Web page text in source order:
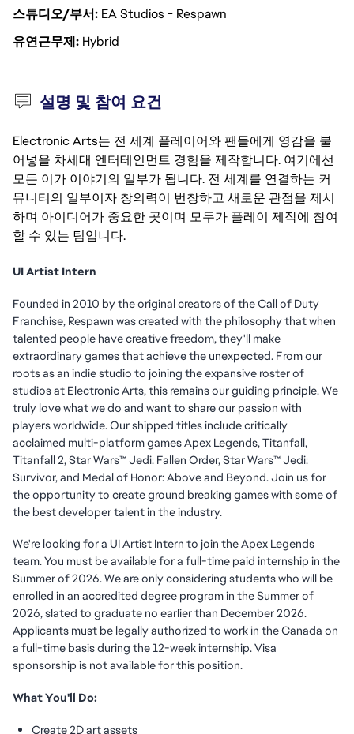
스튜디오/부서 EA Studios - Respawn
유연근무제 Hybrid
설명 및 참여 요건
Electronic Arts는 전 세계 플레이어와 팬들에게 영감을 불
어넣을 차세대 엔터테인먼트 경험을 제작합니다. 여기에선
모든 이가 이야기의 일부가 됩니다. 전 세계를 연결하는 커
뮤니티의 일부이자 창의력이 번창하고 새로운 관점을 제시
하며 아이디어가 중요한 곳이며 모두가 플레이 제작에 참여
할 수 있는 팀입니다.
UI Artist Intern
Founded in 2010 by the original creators of the Call of Duty
Franchise, Respawn was created with the philosophy that when
talented people have creative freedom, they'll make
extraordinary games that achieve the unexpected. From our
roots as an indie studio to joining the expansive roster of
studios at Electronic Arts, this remains our guiding principle. We
truly love what we do and want to share our passion with
players worldwide. Our shipped titles include critically
acclaimed multi-platform games Apex Legends, Titanfall,
Titanfall 2, Star Wars™ Jedi: Fallen Order, Star Wars™ Jedi:
Survivor, and Medal of Honor: Above and Beyond. Join us for
the opportunity to create ground breaking games with some of
the best developer talent in the industry.
We're looking for a UI Artist Intern to join the Apex Legends
team. You must be available for a full-time paid internship in the
Summer of 2026. We are only considering students who will be
enrolled in an accredited degree program in the Summer of
2026, slated to graduate no earlier than December 2026.
Applicants must be legally authorized to work in the Canada on
a full-time basis during the 12-week internship. Visa
sponsorship is not available for this position.
What You'll Do:
Create 2D art assets